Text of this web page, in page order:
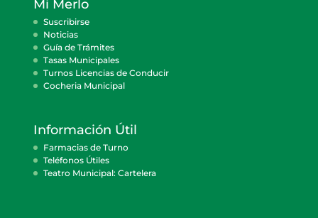
Mi Merlo
Suscribirse
Noticias
Guía de Trámites
Tasas Municipales
Turnos Licencias de Conducir
Cocheria Municipal
Información Útil
Farmacias de Turno
Teléfonos Útiles
Teatro Municipal: Cartelera